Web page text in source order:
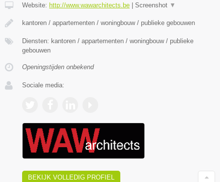
Website: http://www.wawarchitects.be Screenshot ▼
kantoren / appartementen / woningbouw / publieke gebouwen
Diensten: kantoren / appartementen / woningbouw / publieke
gebouwen
Openingstijden onbekend
Sociale media:
BEKIJK VOLLEDIG PROFIEL